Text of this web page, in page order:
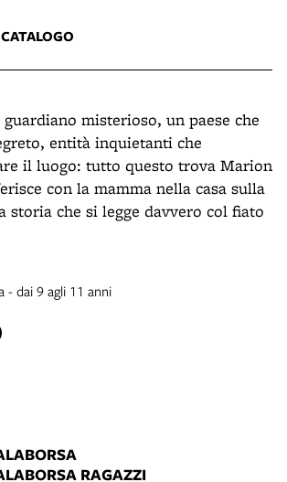
misterioso, un paese che
entità inquietanti che
il luogo: tutto questo trova Marion
con la mamma nella casa sulla
storia che si legge davvero col fiato
- dai 9 agli 11 anni
RAGAZZI